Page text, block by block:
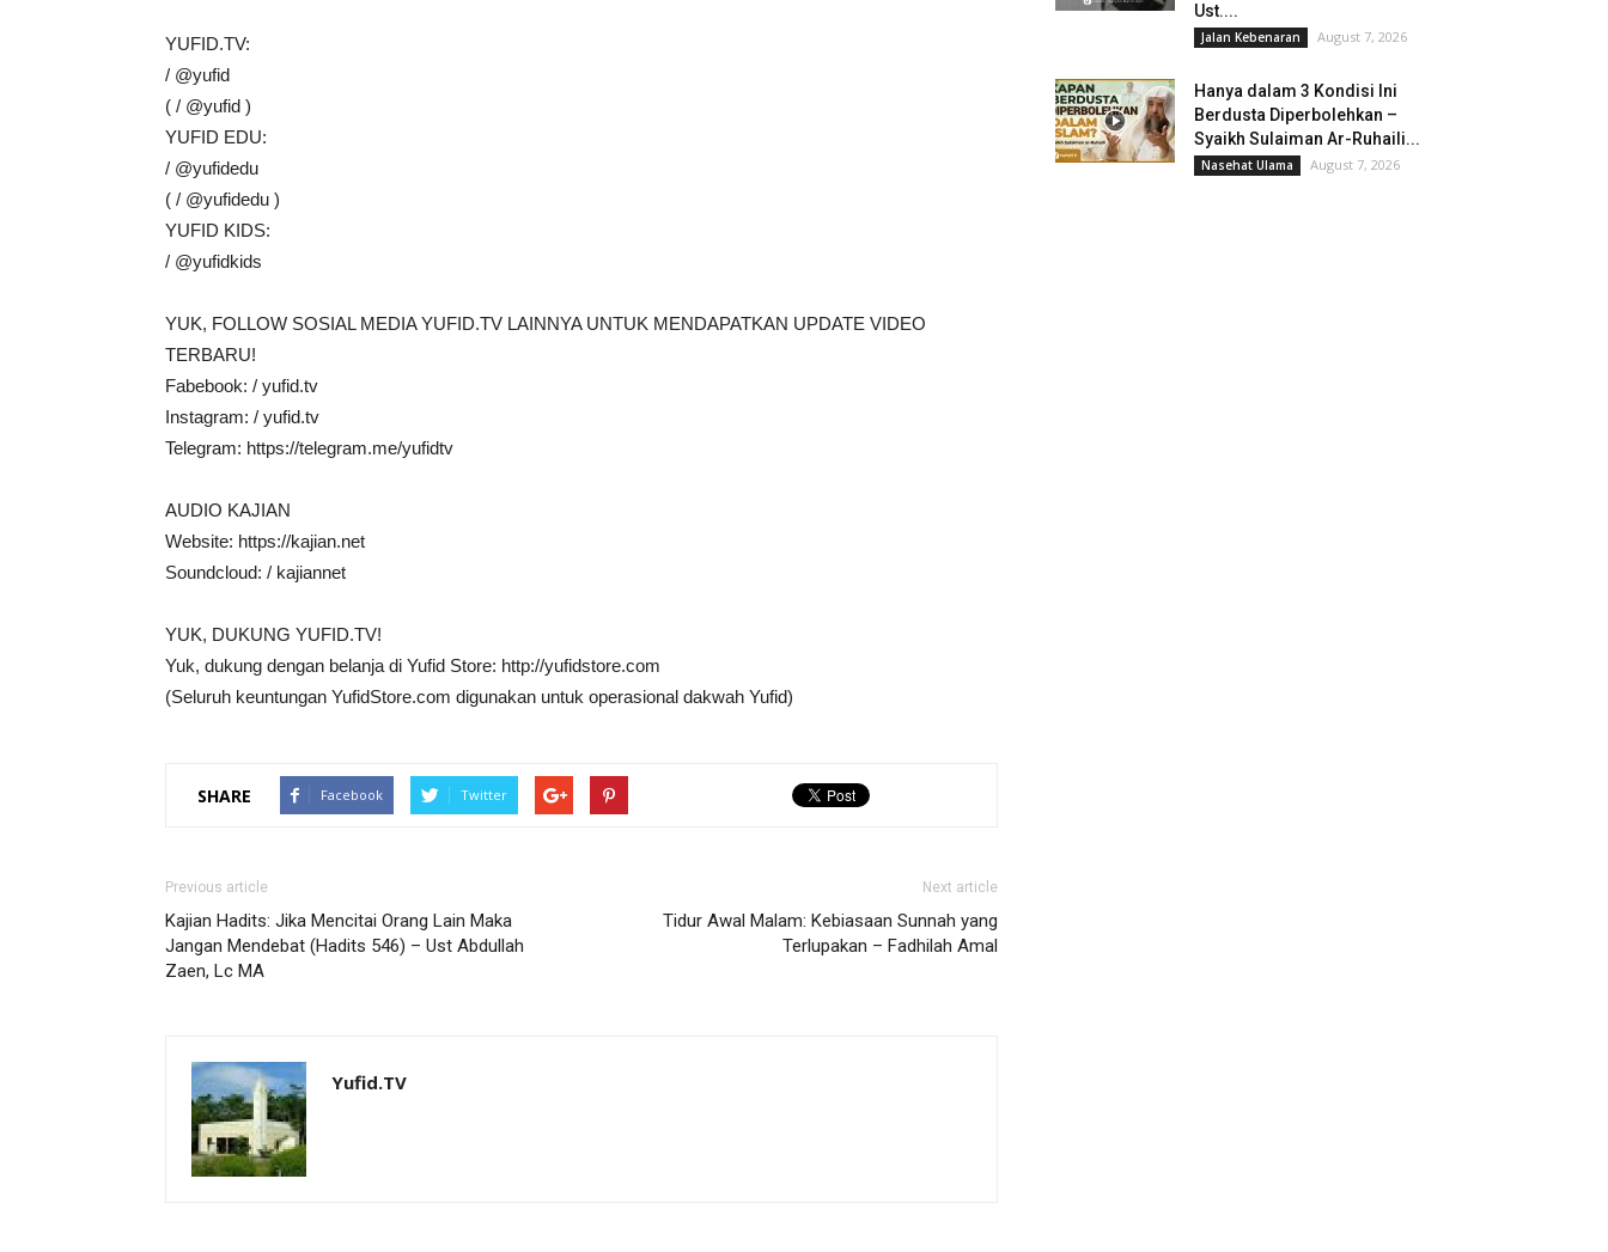
YUFID.TV:
/ @yufid
( / @yufid )
YUFID EDU:
/ @yufidedu
( / @yufidedu )
YUFID KIDS:
/ @yufidkids
YUK, FOLLOW SOSIAL MEDIA YUFID.TV LAINNYA UNTUK MENDAPATKAN UPDATE VIDEO
TERBARU!
Fabebook: / yufid.tv
Instagram: / yufid.tv
Telegram: https://telegram.me/yufidtv
AUDIO KAJIAN
Website: https://kajian.net
Soundcloud: / kajiannet
YUK, DUKUNG YUFID.TV!
Yuk, dukung dengan belanja di Yufid Store: http://yufidstore.com
(Seluruh keuntungan YufidStore.com digunakan untuk operasional dakwah Yufid)
SHARE Facebook Twitter
Previous article
Kajian Hadits: Jika Mencitai Orang Lain Maka
Jangan Mendebat (Hadits 546) – Ust Abdullah
Zaen, Lc MA
Next article
Tidur Awal Malam: Kebiasaan Sunnah yang
Terlupakan – Fadhilah Amal
Yufid.TV
Ust....
Jalan Kebenaran August 7, 2026
Hanya dalam 3 Kondisi Ini
Berdusta Diperbolehkan –
Syaikh Sulaiman Ar-Ruhaili...
Nasehat Ulama August 7, 2026